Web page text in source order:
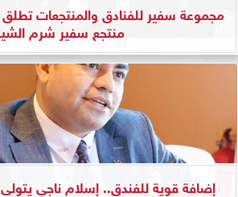
مجموعة سفير للفنادق والمنتجعات تطلق
منتجع سفير شرم
إضافة قوية للفندق.. إسلام ناجي